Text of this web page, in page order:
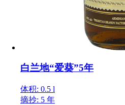
白兰地“爱葵”5年
体积: 0.5 l
摘抄: 5 年